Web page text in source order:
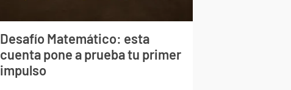
Desafío Matemático: esta
cuenta pone a prueba tu primer
impulso